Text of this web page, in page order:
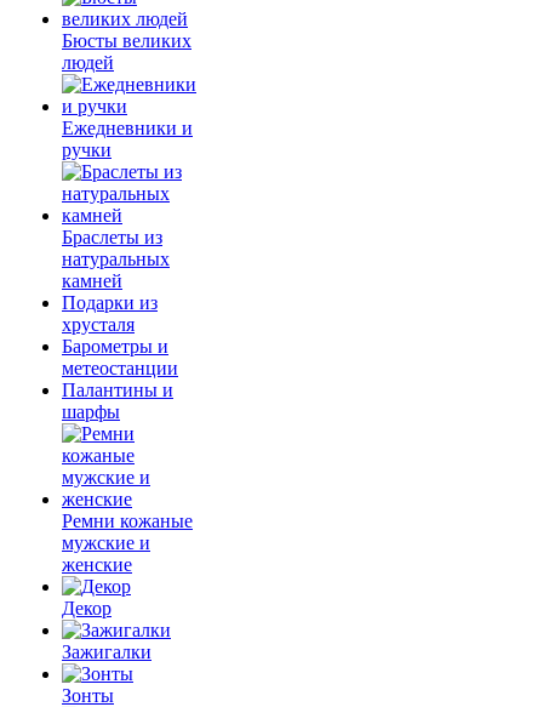
Бюсты великих
людей
Ежедневники и
ручки
Браслеты из
натуральных
камней
Подарки из
хрусталя
Барометры и
метеостанции
Палантины и
шарфы
Ремни кожаные
мужские и
женские
Декор
Зажигалки
Зонты